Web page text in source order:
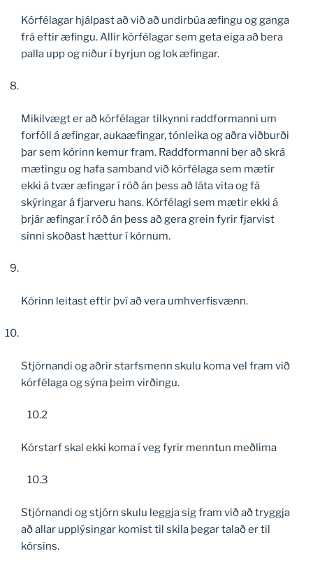
Kórfélagar hjálpast að við að undirbúa æfingu og ganga
frá eftir æfingu. Allir kórfélagar sem geta eiga að bera
palla upp og niður í byrjun og lok æfingar.
Mikilvægt er að kórfélagar tilkynni raddformanni um
forföll á æfingar, aukaæfingar, tónleika og aðra viðburði
þar sem kórinn kemur fram. Raddformanni ber að skrá
mætingu og hafa samband við kórfélaga sem mætir
ekki á tvær æfingar í röð án þess að láta vita og fá
skýringar á fjarveru hans. Kórfélagi sem mætir ekki á
þrjár æfingar í röð án þess að gera grein fyrir fjarvist
sinni skoðast hættur í kórnum.
Kórinn leitast eftir því að vera umhverfisvænn.
Stjórnandi og aðrir starfsmenn skulu koma vel fram við
kórfélaga og sýna þeim virðingu.
10.2
Kórstarf skal ekki koma í veg fyrir menntun meðlima
10.3
Stjórnandi og stjórn skulu leggja sig fram við að tryggja
að allar upplýsingar komist til skila þegar talað er til
kórsins.